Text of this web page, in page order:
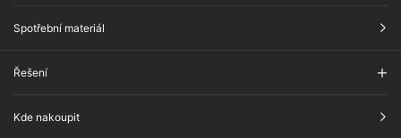
Spotřební materiál
Řešení
Kde nakoupit